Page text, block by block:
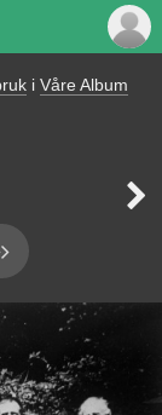
i Våre Album
